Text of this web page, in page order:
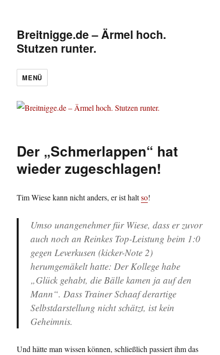
Breitnigge.de – Ärmel hoch.
Stutzen runter.
MENÜ
Der „Schmerlappen“ hat
wieder zugeschlagen!
Tim Wiese kann nicht anders, er ist haltso!
Umso unangenehmer für Wiese, dass er zuvor
auch noch an Reinkes Top-Leistung beim 1:0
gegen Leverkusen (kicker-Note 2)
herumgemäkelt hatte: Der Kollege habe
„Glück gehabt, die Bälle kamen ja auf den
Mann“. Dass Trainer Schaaf derartige
Selbstdarstellung nicht schätzt, ist kein
Geheimnis.
Und hätte man wissen können, schließlich passiert ihm das